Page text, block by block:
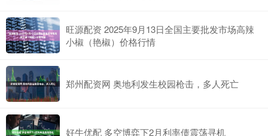
旺源配资 2025年9月13日全国主要批发市场高辣
小椒（艳椒）价格行情
郑州配资网 奥地利发生校园枪击，多人死亡
好牛优配 多空博弈下2月利率债震荡寻机